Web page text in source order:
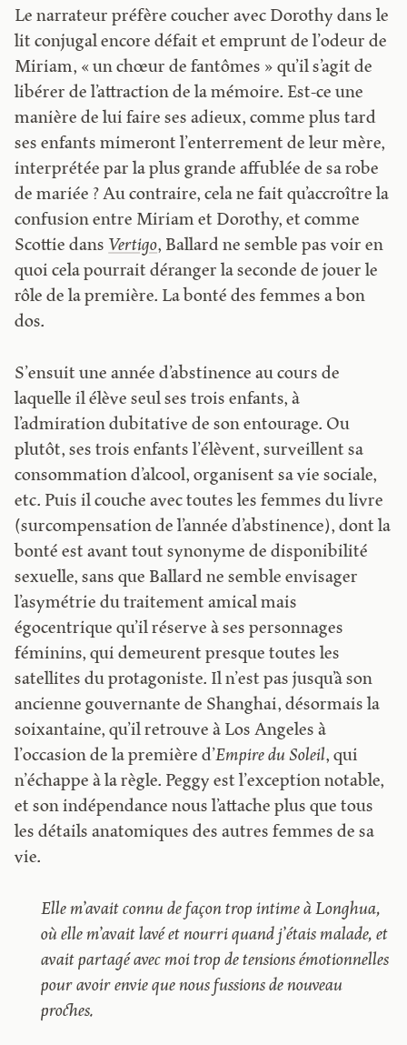
Le narrateur préfère coucher avec Dorothy dans le
lit conjugal encore défait et emprunt de l’odeur de
Miriam, « un chœur de fantômes » qu’il s’agit de
libérer de l’attraction de la mémoire. Est-ce une
manière de lui faire ses adieux, comme plus tard
ses enfants mimeront l’enterrement de leur mère,
interprétée par la plus grande affublée de sa robe
de mariée ? Au contraire, cela ne fait qu’accroître la
confusion entre Miriam et Dorothy, et comme
Scottie dans Vertigo, Ballard ne semble pas voir en
quoi cela pourrait déranger la seconde de jouer le
rôle de la première. La bonté des femmes a bon
dos.
S’ensuit une année d’abstinence au cours de
laquelle il élève seul ses trois enfants, à
l’admiration dubitative de son entourage. Ou
plutôt, ses trois enfants l’élèvent, surveillent sa
consommation d’alcool, organisent sa vie sociale,
etc. Puis il couche avec toutes les femmes du livre
(surcompensation de l’année d’abstinence), dont la
bonté est avant tout synonyme de disponibilité
sexuelle, sans que Ballard ne semble envisager
l’asymétrie du traitement amical mais
égocentrique qu’il réserve à ses personnages
féminins, qui demeurent presque toutes les
satellites du protagoniste. Il n’est pas jusqu’à son
ancienne gouvernante de Shanghai, désormais la
soixantaine, qu’il retrouve à Los Angeles à
l’occasion de la première d’Empire du Soleil, qui
n’échappe à la règle. Peggy est l’exception notable,
et son indépendance nous l’attache plus que tous
les détails anatomiques des autres femmes de sa
vie.
Elle m’avait connu de façon trop intime à Longhua,
où elle m’avait lavé et nourri quand j’étais malade, et
avait partagé avec moi trop de tensions émotionnelles
pour avoir envie que nous fussions de nouveau
proches.